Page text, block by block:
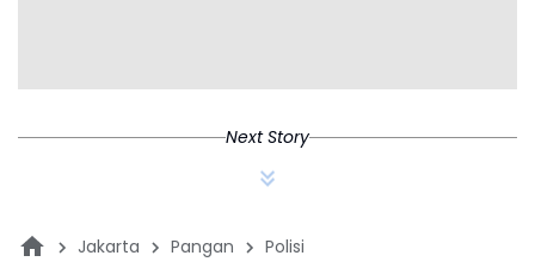
Next Story
Jakarta Pangan Polisi